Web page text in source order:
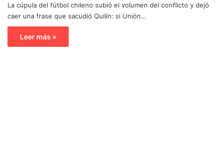
La cúpula del fútbol chileno subió el volumen del conflicto y dejó
caer una frase que sacudió Quilín: si Unión…
Leer más »